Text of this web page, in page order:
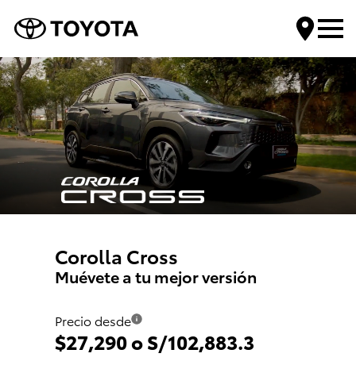
Encuentra tu Toyota
Compra tu Toyota
Servicios Toyota
Contáctanos
Corolla Cross
Muévete a tu mejor versión
Precio desde
$27,290 o S/102,883.3